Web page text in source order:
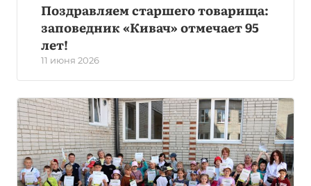
Поздравляем старшего товарища:
заповедник «Кивач» отмечает 95
лет!
11 июня 2026